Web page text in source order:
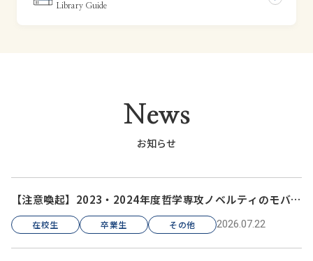
Library Guide
News
お知らせ
【注意喚起】2023・2024年度哲学専攻ノベルティのモバイ
ルバッテリーについて
在校生 卒業生 その他 2026.07.22